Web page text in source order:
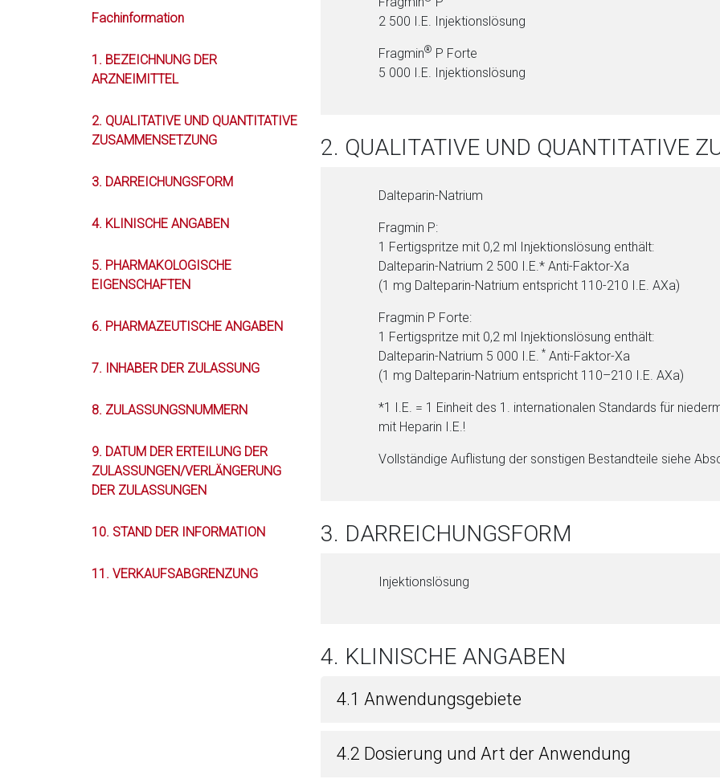
Fachinformation
1. BEZEICHNUNG DER
ARZNEIMITTEL
2. QUALITATIVE UND QUANTITATIVE
ZUSAMMENSETZUNG
3. DARREICHUNGSFORM
4. KLINISCHE ANGABEN
5. PHARMAKOLOGISCHE
EIGENSCHAFTEN
6. PHARMAZEUTISCHE ANGABEN
7. INHABER DER ZULASSUNG
8. ZULASSUNGSNUMMERN
9. DATUM DER ERTEILUNG DER
ZULASSUNGEN/VERLÄNGERUNG
DER ZULASSUNGEN
10. STAND DER INFORMATION
11. VERKAUFSABGRENZUNG
2 500 I.E. In­jektionslösung
Fragmin® P Forte
5 000 I.E. In­jektionslösung
2. QUALITATIVE UND QUANTITATIVE
Dal­te­pa­rin-Na­tri­um
Fragmin P:
1 Fertigspritze mit 0,2 ml In­jektionslösung enthält:
Dal­te­pa­rin-Na­tri­um 2 500 I.E.* Anti-Faktor-Xa
(1 mg Dal­te­pa­rin-Na­tri­um ent­spricht 110-210 I.E. AXa)
Fragmin P Forte:
1 Fertigspritze mit 0,2 ml In­jektionslösung enthält:
Dal­te­pa­rin-Na­tri­um 5 000 I.E. * Anti-Faktor-Xa
(1 mg Dal­te­pa­rin-Na­tri­um ent­spricht 110–210 I.E. AXa)
*1 I.E. = 1 Einheit des 1. internationalen Standards für
mit He­pa­rin I.E.!
Vollständige Auflistung der sonstigen Be­stand­tei­le siehe
3. DARREICHUNGSFORM
In­jektionslösung
4. KLINISCHE ANGABEN
4.1 Anwendungsgebiete
4.2 Dosierung und Art der Anwendung